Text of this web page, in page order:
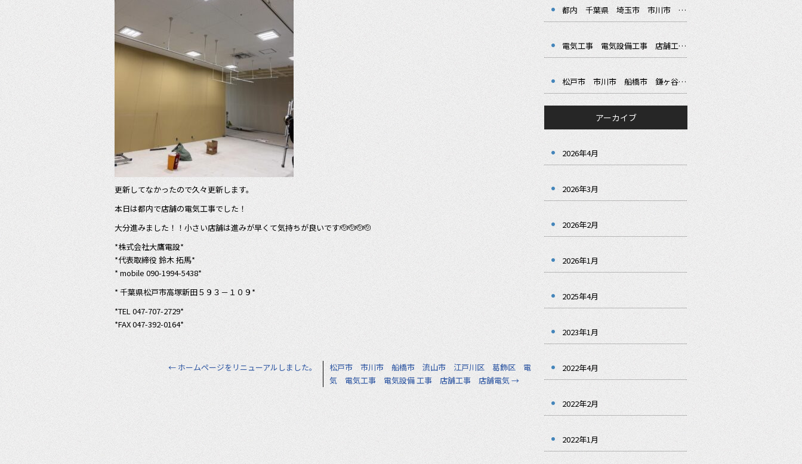
o
k
更新してなかったので久々更新します。
本日は都内で店舗の電気工事でした！
大分進みました！！小さい店舗は進みが早くて気持ちが良いです🫡🫡🫡🫡
*株式会社大鷹電設*
*代表取締役 鈴木 拓馬*
* mobile 090-1994-5438*
* 千葉県松戸市高塚新田５９３－１０９*
*TEL 047-707-2729*
*FAX 047-392-0164*
← ホームページをリニューアルしました。
松戸市 市川市 船橋市 流山市 江戸川区 葛飾区 電
気 電気工事 電気設備 工事 店舗工事 店舗電気→
都内 千葉県 埼玉市 市川市 松戸市 港区 江東区 渋谷区 電気工事 電気 設備工事 店舗工事 テナント工事
電気工事 電気設備工事 店舗工事 店舗電気工事 松戸市 市川市 都内 船橋 市 江戸川区 葛飾区 渋谷区 港区 江東区
松戸市 市川市 船橋市 鎌ヶ谷 都内 江戸川区 葛飾区 渋谷区 港区 電気 電気工事 テナント工事 店舗工事
アーカイブ
2026年4月
2026年3月
2026年2月
2026年1月
2025年4月
2023年1月
2022年4月
2022年2月
2022年1月